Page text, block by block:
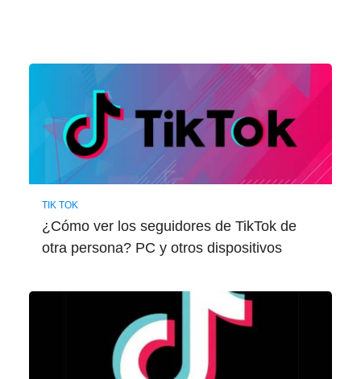
TIK TOK
¿Cómo ver los seguidores de TikTok de
otra persona? PC y otros dispositivos